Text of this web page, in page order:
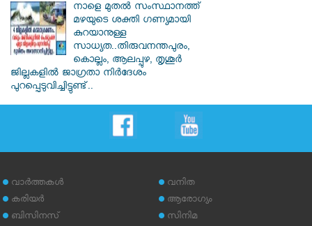
നാളെ മുതൽ സംസ്ഥാനത്ത്
മഴയുടെ ശക്തി ഗണ്യമായി
കുറയാനുള്ള
സാധ്യത..തിരുവനന്തപുരം,
കൊല്ലം, ആലപ്പുഴ, തൃശൂർ
ജില്ലകളിൽ ജാഗ്രതാ നിർദേശം
പുറപ്പെടുവിച്ചിട്ടുണ്ട്..
വാര്‍ത്തകള്‍
കരിയര്‍
ബിസിനസ്
വനിത
ആരോഗ്യം
സിനിമ